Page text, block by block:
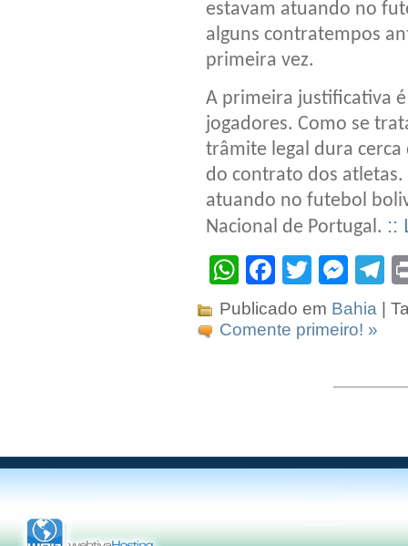
estavam atuando no
alguns contratempos
primeira vez.
A primeira justificativa
jogadores. Como se
trâmite legal dura
do contrato dos
atuando no futebol
Nacional de Portugal. ::
WhatsApp
Facebook
Twitter
Publicado em Bahia |
Comente primeiro! »